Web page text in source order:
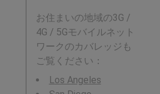
お住まいの地域の3G /
4G / 5Gモバイルネット
ワークのカバレッジも
ご覧ください：
Los Angeles